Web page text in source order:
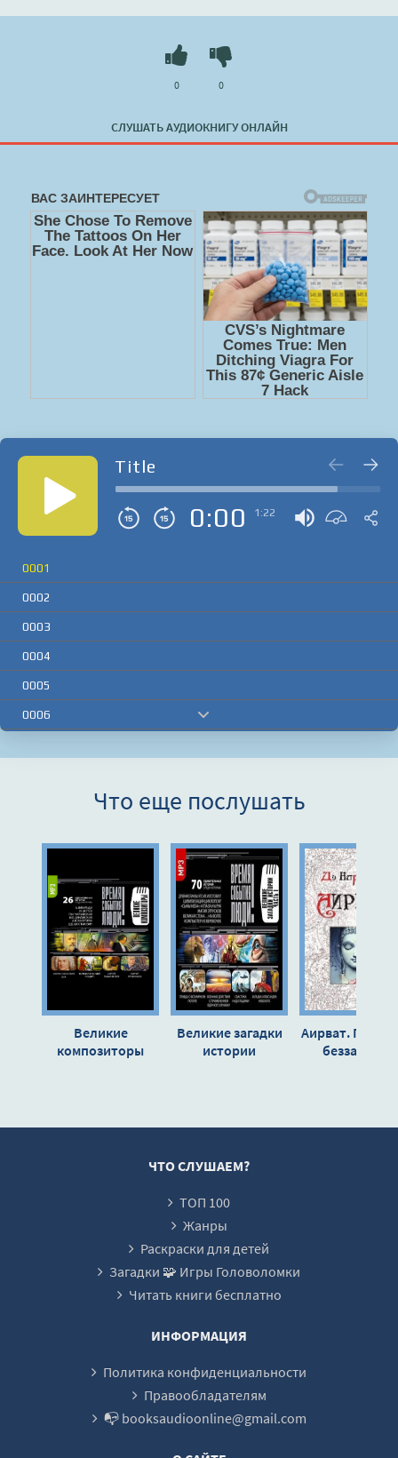
СЛУШАТЬ АУДИОКНИГУ ОНЛАЙН
0 0
Title
0:00 1:22
0001
0002
0003
0004
0005
0006
0012
0016
0020
Что еще послушать
Великие
композиторы
Великие загадки
истории
Аирват.
беззаветно
ЧТО СЛУШАЕМ?
ТОП 100
Жанры
Раскраски для детей
Загадки 🧩 Игры Головоломки
Читать книги бесплатно
ИНФОРМАЦИЯ
Политика конфиденциальности
Правообладателям
📭 booksaudioonline@gmail.com